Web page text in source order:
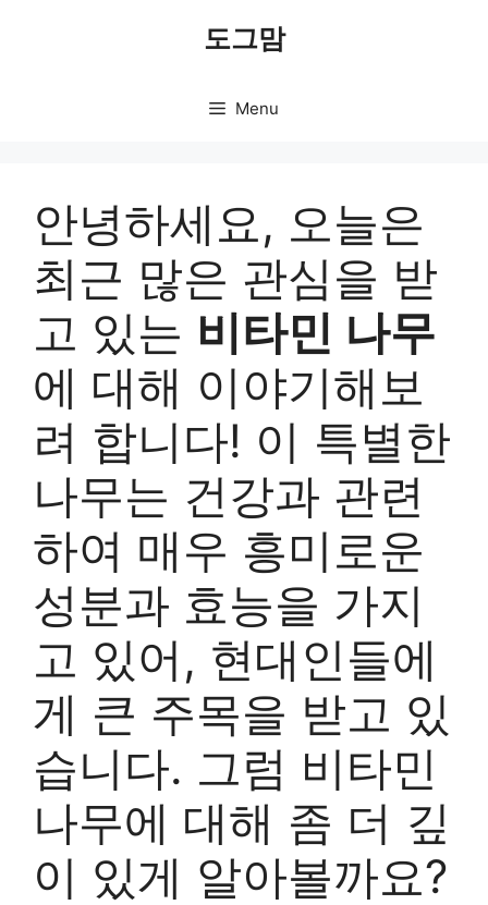
도그맘
Menu
안녕하세요, 오늘은
최근 많은 관심을 받
고 있는 비타민 나무
에 대해 이야기해보
려 합니다! 이 특별한
나무는 건강과 관련
하여 매우 흥미로운
성분과 효능을 가지
고 있어, 현대인들에
게 큰 주목을 받고 있
습니다. 그럼 비타민
나무에 대해 좀 더 깊
이 있게 알아볼까요?